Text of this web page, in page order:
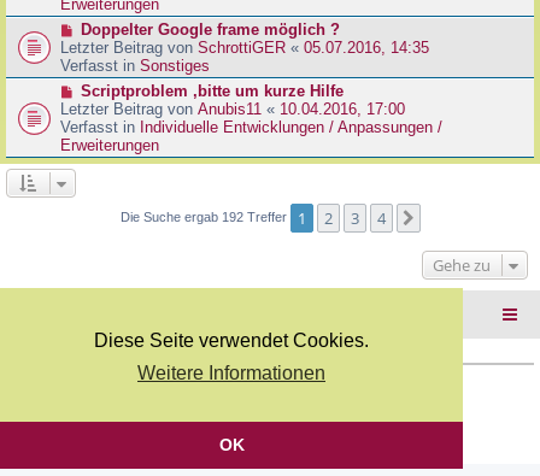
Diese Seite verwendet Cookies.
Weitere Informationen
OK
t
a
g
r
B
e
i
r
a
g
Erweiterungen
N
e
u
e
r
B
e
i
t
r
Doppelter Google frame möglich ?
Letzter Beitrag von SchrottiGER « 05.07.2016, 14:35
Verfasst in Sonstiges
N
e
u
e
r
e
g
Scriptproblem ,bitte um kurze Hilfe
Letzter Beitrag von Anubis11 « 10.04.2016, 17:00
Verfasst in Individuelle Entwicklungen / Anpassungen /
Erweiterungen
Die Suche ergab 192 Treffer 1 2 3 4
Gehe zu
Deutsche Übersetzung durchphpBB.de